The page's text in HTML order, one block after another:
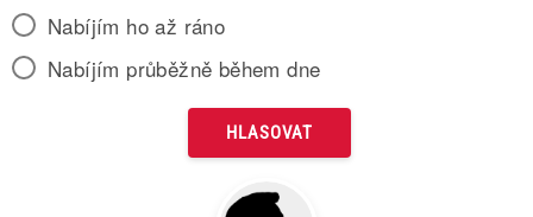
Nabíjím ho až ráno
Nabíjím průběžně během dne